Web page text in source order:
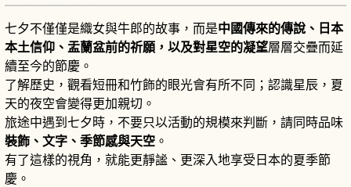
七夕不僅僅是織女與牛郎的故事，而是中國傳來的傳說、日本
本土信仰、盂蘭盆前的祈願，以及對星空的凝望層層交疊而延
續至今的節慶。
了解歷史，觀看短冊和竹飾的眼光會有所不同；認識星辰，夏
天的夜空會變得更加親切。
旅途中遇到七夕時，不要只以活動的規模來判斷，請同時品味
裝飾、文字、季節感與天空 。
有了這樣的視角，就能更靜謐、更深入地享受日本的夏季節
慶。